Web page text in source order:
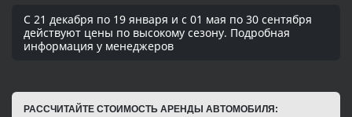
С 21 декабря по 19 января и с 01 мая по 30 сентября
действуют цены по высокому сезону. Подробная
информация у менеджеров
РАССЧИТАЙТЕ СТОИМОСТЬ АРЕНДЫ АВТОМОБИЛЯ: